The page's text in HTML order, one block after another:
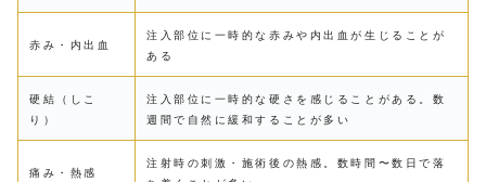
赤み・内出血
注入部位に一時的な赤みや内出血が生じることが
ある
硬結（しこ
り）
注入部位に一時的な硬さを感じることがある。数
週間で自然に緩和することが多い
痛み・熱感
注射時の刺激・施術後の熱感。数時間〜数日で落